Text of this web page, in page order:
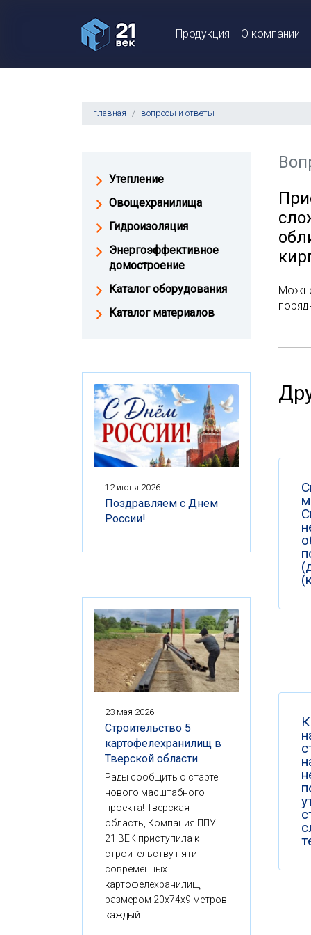
Продукция О компании
главная вопросы и ответы
Утепление
Овощехранилища
Гидроизоляция
Энергоэффективное
домостроение
Каталог оборудования
Каталог материалов
12 июня 2026
Поздравляем с Днем
России!
23 мая 2026
Строительство 5
картофелехранилищ в
Тверской области.
Рады сообщить о старте
нового масштабного
проекта! Тверская
область, Компания ППУ
21 ВЕК приступила к
строительству пяти
современных
картофелехранилищ,
размером 20x74x9 метров
каждый.